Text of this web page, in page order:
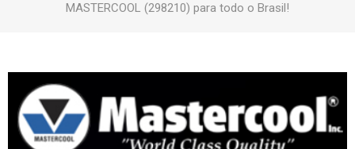
MASTERCOOL (298210) para todo o Brasil!